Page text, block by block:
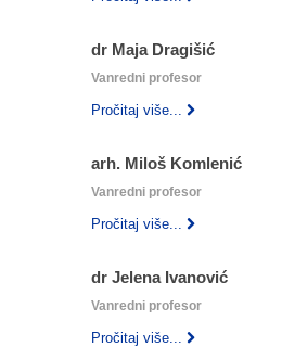
dr Maja Dragišić
Vanredni profesor
Pročitaj više...
arh. Miloš Komlenić
Vanredni profesor
Pročitaj više...
dr Jelena Ivanović
Vanredni profesor
Pročitaj više...